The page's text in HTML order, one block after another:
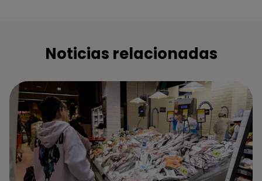
Noticias relacionadas